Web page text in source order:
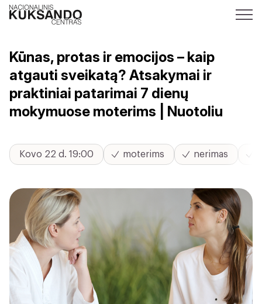
Kūnas, protas ir emocijos – kaip
atgauti sveikatą? Atsakymai ir
praktiniai patarimai 7 dienų
mokymuose moterims | Nuotoliu
Kovo 22 d. 19:00 moterims nerimas